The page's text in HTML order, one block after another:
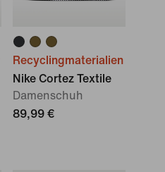
Recyclingmaterialien
Nike Cortez Textile
Damenschuh
89,99 €